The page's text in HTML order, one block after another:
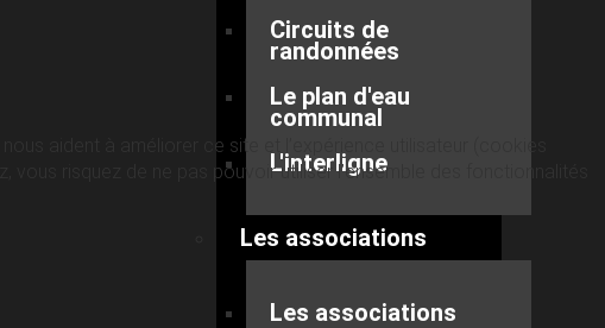
Circuits de
randonnées
Le plan d'eau
communal
L'interligne
Les associations
Les associations
aident à améliorer ce site et l’expérience utilisateur (cookies
risquez de ne pas pouvoir utiliser l’ensemble des fonctionnalités